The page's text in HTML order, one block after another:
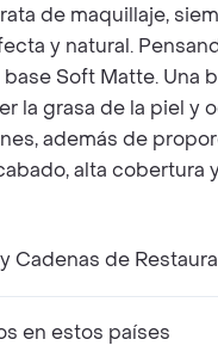
de maquillaje,
y natural.
base Soft Matte. Una
la grasa de la piel y
además de
alta cobertura
Cadenas de
en estos países